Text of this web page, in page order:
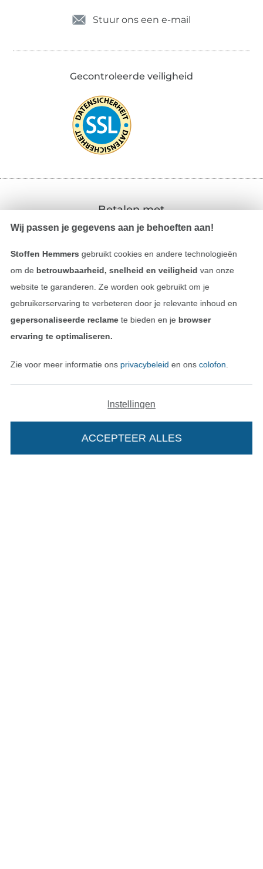
Stuur ons een e-mail
Gecontroleerde veiligheid
Betalen met
Wissel naar de Duitse shop
Wij passen je gegevens aan je behoeften aan!
Stoffen Hemmers gebruikt cookies en andere technologieën
om de betrouwbaarheid, snelheid en veiligheid van onze
website te garanderen. Ze worden ook gebruikt om je
gebruikerservaring te verbeteren door je relevante inhoud en
gepersonaliseerde reclamete bieden en je browser
ervaring te optimaliseren.
Zie voor meer informatie ons privacybeleid en ons colofon
Instellingen
ACCEPTEER ALLES